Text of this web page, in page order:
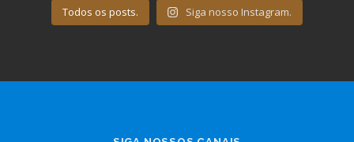
Todos os posts. Siga nosso Instagram.